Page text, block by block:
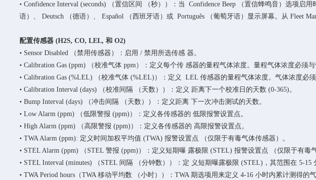
• Confidence Interval (seconds) （置信区间 （秒））：当 Confidence Beep （置信蜂鸣音）选项
语）、 Deutsch （德语）、 Español （西班牙语）或 Português （葡萄牙语）显示屏幕。从 Fleet
配置传感器 (H2S, CO, LEL, 和 O2)
• Sensor Disabled （禁用传感器）：启用 / 禁用所选传感 器。
• Calibration Gas (ppm) （校准气体 ppm）：定义每个传 感器的量程气体浓度。量程气体浓度必须
• Calibration Gas (%LEL) （校准气体 (%LEL)）：定义 LEL 传感器的量程气体浓度。气体浓度必
• Calibration Interval (days) （校准间隔 （天数））：定义 距离下一个校准日的天数 (0-365)。
• Bump Interval (days) （冲击间隔 （天数））：定义距离 下一次冲击测试的天数。
• Low Alarm (ppm) （低限警报 (ppm)）：定义各传感器的 低限报警设置点。
• High Alarm (ppm) （高限警报 (ppm)）：定义各传感器的 高限报警设置点。
• TWA Alarm (ppm): 定义时间加权平均值 (TWA) 报警设置点 （仅限于有毒气体传感器）。
• STEL Alarm (ppm) （STEL 警报 (ppm)）：定义短期曝 露极限 (STEL) 报警设置点 （仅限于有毒
• STEL Interval (minutes) （STEL 间隔 （分钟数））：定 义短期曝露极限 (STEL)，其范围在 5-
• TWA Period hours（TWA 移动平均数 （小时））：TWA 期选项用来定义 4-16 小时内累计测得